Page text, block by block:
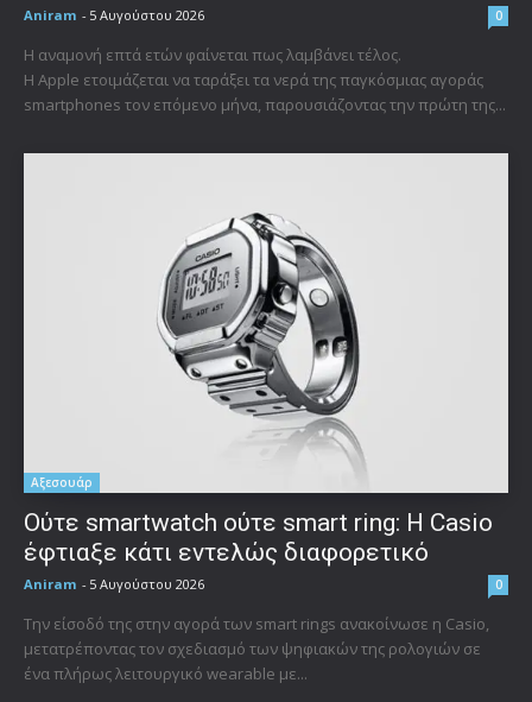
Aniram - 5 Αυγούστου 2026 0
Η αναμονή επτά ετών φαίνεται πως λαμβάνει τέλος.
Η Apple ετοιμάζεται να ταράξει τα νερά της παγκόσμιας αγοράς
smartphones τον επόμενο μήνα, παρουσιάζοντας την πρώτη της...
Αξεσουάρ
Ούτε smartwatch ούτε smart ring: Η Casio
έφτιαξε κάτι εντελώς διαφορετικό
Aniram - 5 Αυγούστου 2026 0
Την είσοδό της στην αγορά των smart rings ανακοίνωσε η Casio,
μετατρέποντας τον σχεδιασμό των ψηφιακών της ρολογιών σε
ένα πλήρως λειτουργικό wearable με...